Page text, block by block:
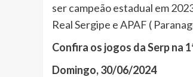
ser campeão estadual em
Real Sergipe e APAF (
Confira os jogos da Serp na
Domingo, 30/06/2024